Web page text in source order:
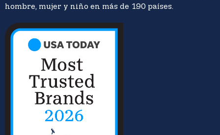
hombre, mujer y niño en más de 190 países.